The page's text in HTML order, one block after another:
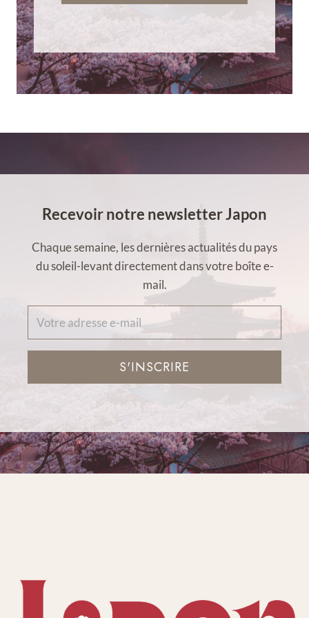
Recevoir notre newsletter Japon
Chaque semaine, les dernières actualités du pays
du soleil-levant directement dans votre boîte e-
mail.
S'INSCRIRE